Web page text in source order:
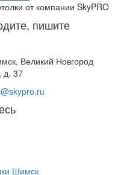
от компании SkyPRO
пишите
Великий Новгород
д. 37